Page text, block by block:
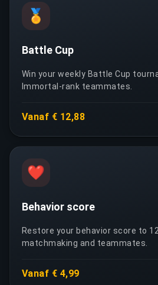
🏅
Battle Cup
Win your weekly Battle Cup
Immortal-rank teammates.
Vanaf € 12,88
❤️
Behavior score
Restore your behavior score to
matchmaking and teammates.
Vanaf € 4,99